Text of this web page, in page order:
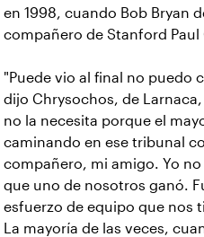
en 1998, cuando Bob Bryan
compañero de Stanford Paul
"Puede vio al final no puedo
dijo Chrysochos, de Larnaca,
no la necesita porque el
caminando en ese tribunal
compañero, mi amigo. Yo
que uno de nosotros ganó.
esfuerzo de equipo que nos
La mayoría de las veces,